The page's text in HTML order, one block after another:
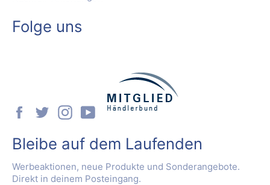
Folge uns
FacebookTwitterInstagramYouTube
Bleibe auf dem Laufenden
Werbeaktionen, neue Produkte und Sonderangebote.
Direkt in deinem Posteingang.